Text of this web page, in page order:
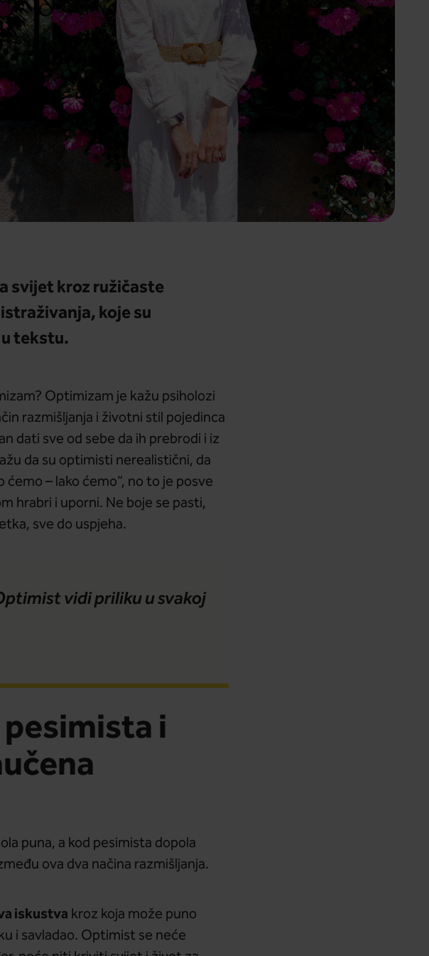
svijet kroz ružičaste
koje su
tekstu.
Optimizam je kažu psiholozi
razmišljanja i životni stil pojedinca
dati sve od sebe da ih prebrodi i iz
da su optimisti nerealistični, da
– lako ćemo“, no to je posve
hrabri i uporni. Ne boje se pasti,
sve do uspjeha.
vidi priliku u svakoj
i
puna, a kod pesimista dopola
ova dva načina razmišljanja.
iskustva kroz koja može puno
i savladao. Optimist se neće